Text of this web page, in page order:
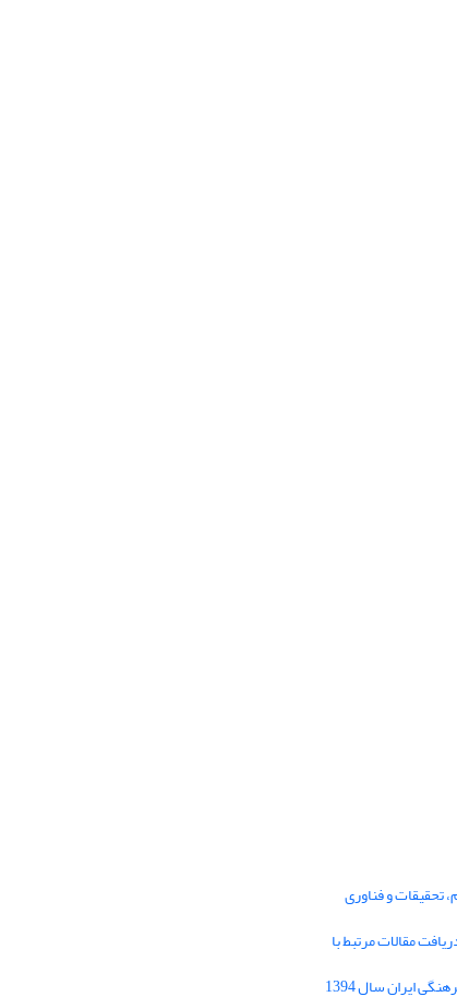
تحقیقات و فناوری
سال 1395 برای دریافت مقالات مرتبط با
فراخوان مقاله فصلنامه تحقیقات فرهنگی ایران سال 1394